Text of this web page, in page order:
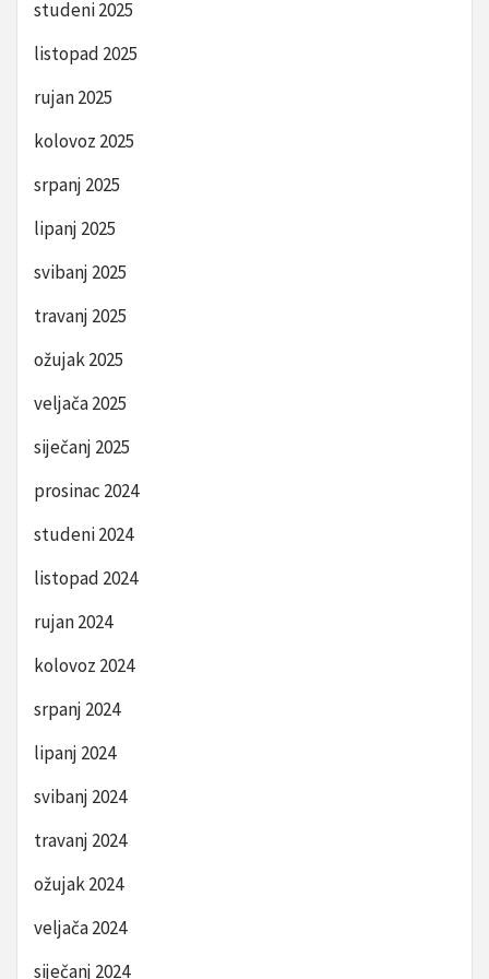
studeni 2025
listopad 2025
rujan 2025
kolovoz 2025
srpanj 2025
lipanj 2025
svibanj 2025
travanj 2025
ožujak 2025
veljača 2025
siječanj 2025
prosinac 2024
studeni 2024
listopad 2024
rujan 2024
kolovoz 2024
srpanj 2024
lipanj 2024
svibanj 2024
travanj 2024
ožujak 2024
veljača 2024
siječanj 2024